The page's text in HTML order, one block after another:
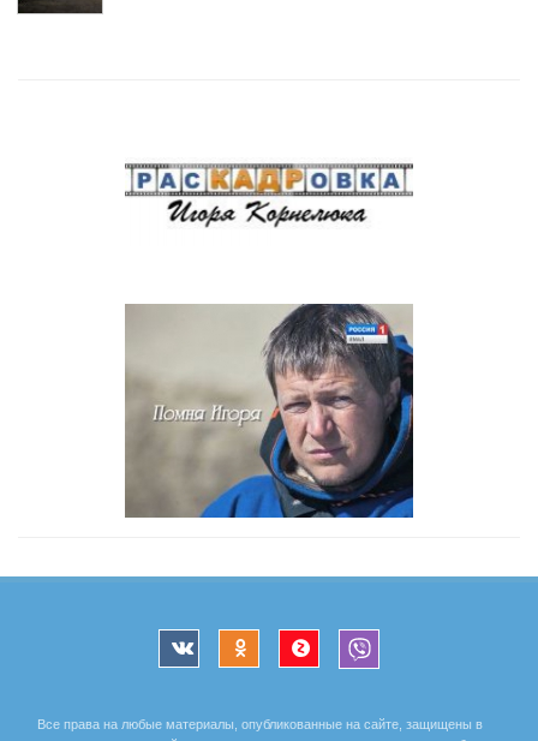
Все права на любые материалы, опубликованные на сайте, защищены в